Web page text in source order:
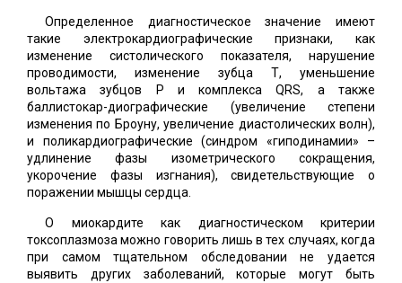
Определенное диагностическое значение имеют
такие электрокардиографические признаки, как
изменение систолического показателя, нарушение
проводимости, изменение зубца Т, уменьшение
вольтажа зубцов Р и комплекса QRS, а также
баллистокар-диографические (увеличение степени
изменения по Броуну, увеличение диастолических волн),
и поликардиографические (синдром «гиподинамии» –
удлинение фазы изометрического сокращения,
укорочение фазы изгнания), свидетельствующие о
поражении мышцы сердца.
О миокардите как диагностическом критерии
токсоплазмоза можно говорить лишь в тех случаях, когда
при самом тщательном обследовании не удается
выявить других заболеваний, которые могут быть